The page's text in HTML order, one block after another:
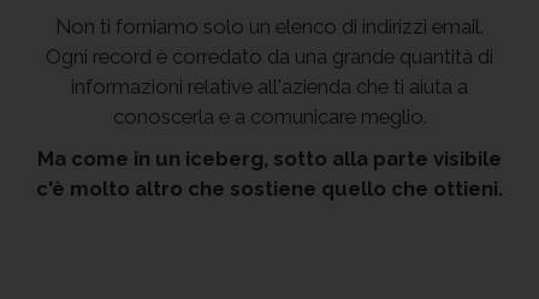
Non ti forniamo solo un elenco di indirizzi email.
Ogni record è corredato da una grande quantità di
informazioni relative all'azienda che ti aiuta a
conoscerla e a comunicare meglio.
Ma come in un iceberg, sotto alla parte visibile
c'è molto altro che sostiene quello che ottieni.